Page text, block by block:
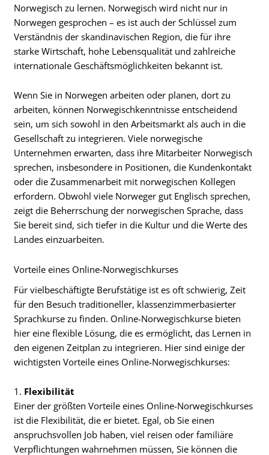
Norwegisch zu lernen. Norwegisch wird nicht nur in
Norwegen gesprochen – es ist auch der Schlüssel zum
Verständnis der skandinavischen Region, die für ihre
starke Wirtschaft, hohe Lebensqualität und zahlreiche
internationale Geschäftsmöglichkeiten bekannt ist.
Wenn Sie in Norwegen arbeiten oder planen, dort zu
arbeiten, können Norwegischkenntnisse entscheidend
sein, um sich sowohl in den Arbeitsmarkt als auch in die
Gesellschaft zu integrieren. Viele norwegische
Unternehmen erwarten, dass ihre Mitarbeiter Norwegisch
sprechen, insbesondere in Positionen, die Kundenkontakt
oder die Zusammenarbeit mit norwegischen Kollegen
erfordern. Obwohl viele Norweger gut Englisch sprechen,
zeigt die Beherrschung der norwegischen Sprache, dass
Sie bereit sind, sich tiefer in die Kultur und die Werte des
Landes einzuarbeiten.
Vorteile eines Online-Norwegischkurses
Für vielbeschäftigte Berufstätige ist es oft schwierig, Zeit
für den Besuch traditioneller, klassenzimmerbasierter
Sprachkurse zu finden. Online-Norwegischkurse bieten
hier eine flexible Lösung, die es ermöglicht, das Lernen in
den eigenen Zeitplan zu integrieren. Hier sind einige der
wichtigsten Vorteile eines Online-Norwegischkurses:
1. Flexibilität
Einer der größten Vorteile eines Online-Norwegischkurses
ist die Flexibilität, die er bietet. Egal, ob Sie einen
anspruchsvollen Job haben, viel reisen oder familiäre
Verpflichtungen wahrnehmen müssen, Sie können die